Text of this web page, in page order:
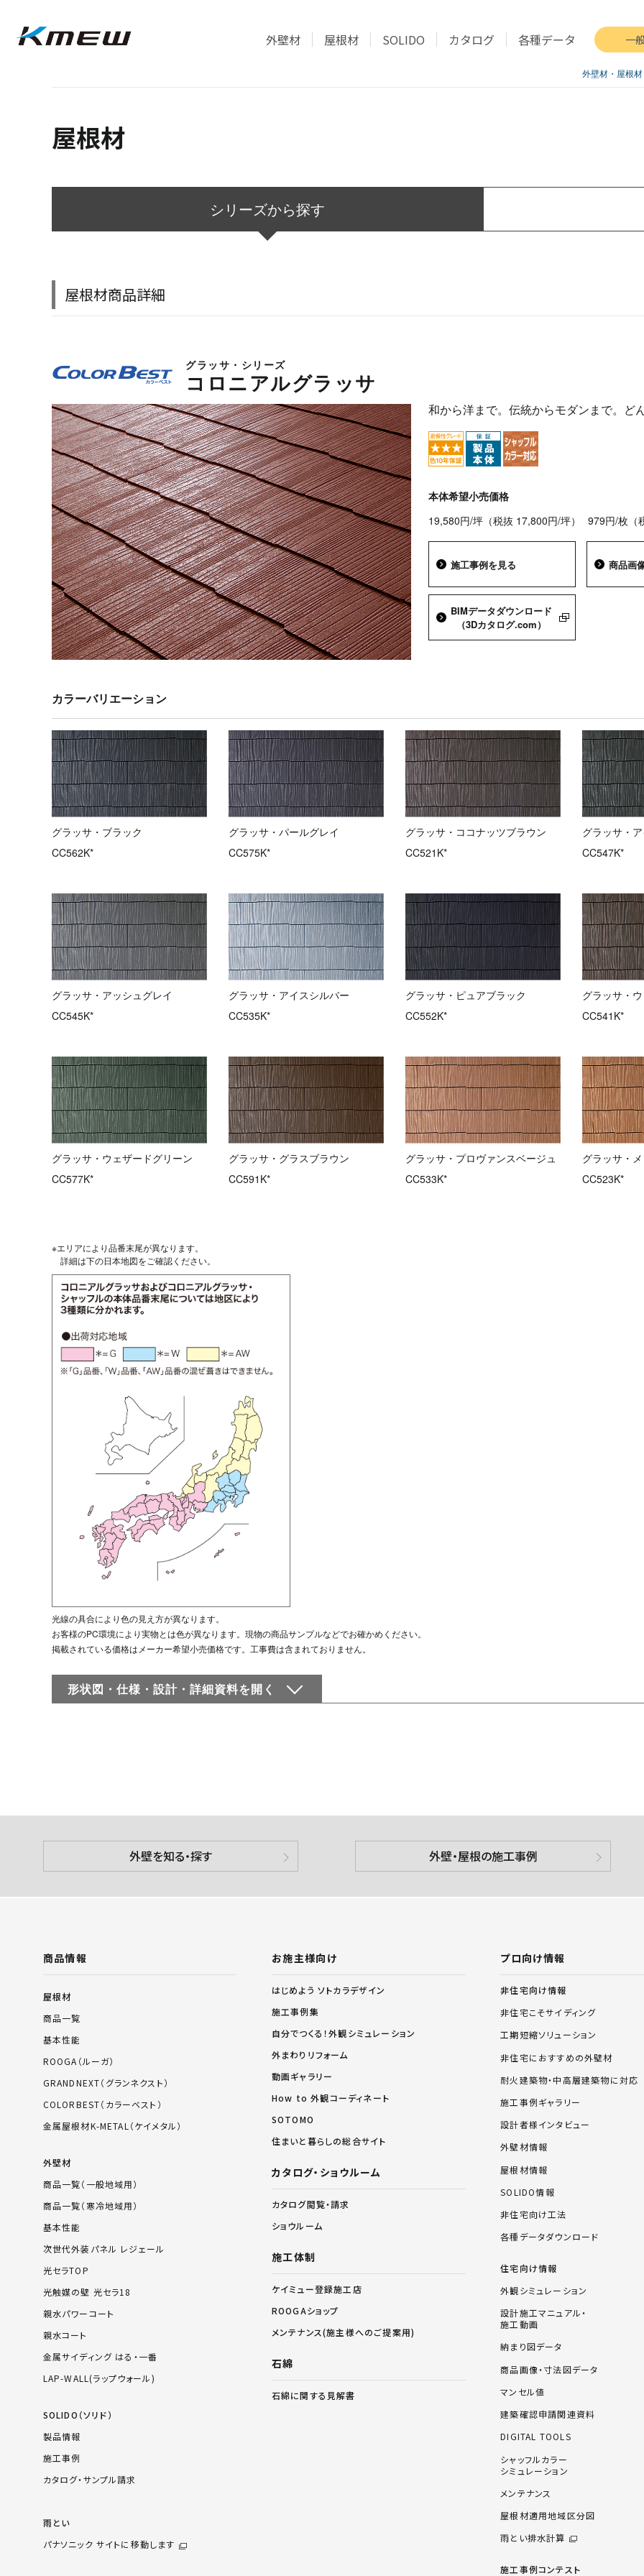
外壁材 屋根材 SOLIDO カタログ 各種データ 一
外壁材・屋根
屋根材
シリーズから探す
屋根材商品詳細
グラッサ・シリーズ
コロニアルグラッサ
和から洋まで。伝統からモダンまで。ど
本体希望小売価格
19,580円/坪（税抜 17,800円/坪）
979円/枚（
施工事例を見る 商品画
BIMデータダウンロード
（3Dカタログ.com）
カラーバリエーション
グラッサ・ブラック
CC562K*
グラッサ・パールグレイ
CC575K*
グラッサ・ココナッツブラウン
CC521K*
グラッサ・
CC547K*
グラッサ・アッシュグレイ
CC545K*
グラッサ・アイスシルバー
CC535K*
グラッサ・ピュアブラック
CC552K*
グラッサ・
CC541K*
グラッサ・ウェザードグリーン
CC577K*
グラッサ・グラスブラウン
CC591K*
グラッサ・プロヴァンスベージュ
CC533K*
グラッサ・
CC523K*
※エリアにより品番末尾が異なります。
詳細は下の日本地図をご確認ください。
光線の具合により色の見え方が異なります。
お客様のPC環境により実物とは色が異なります。現物の商品サンプルなどでお確かめください。
掲載されている価格はメーカー希望小売価格です。工事費は含まれておりません。
形状図・仕様・設計・詳細資料を開く
外壁を知る・探す 外壁・屋根の施工事例
商品情報
屋根材
商品一覧
基本性能
ROOGA（ルーガ）
GRANDNEXT（グランネクスト）
COLORBEST（カラーベスト）
金属屋根材K-METAL（ケイメタル）
外壁材
商品一覧（一般地域用）
商品一覧（寒冷地域用）
基本性能
次世代外装パネル レジェール
光セラTOP
光触媒の壁 光セラ18
親水パワーコート
親水コート
金属サイディング はる・一番
LAP-WALL(ラップウォール)
SOLIDO（ソリド）
製品情報
施工事例
カタログ・サンプル請求
雨とい
パナソニック サイトに移動します
お施主様向け
はじめよう ソトカラデザイン
施工事例集
自分でつくる！外観シミュレーション
外まわりリフォーム
動画ギャラリー
How to 外観コーディネート
SOTOMO
住まいと暮らしの総合サイト
カタログ・ショウルーム
カタログ閲覧・請求
ショウルーム
施工体制
ケイミュー登録施工店
ROOGAショップ
メンテナンス(施主様へのご提案用)
石綿
石綿に関する見解書
プロ向け情報
非住宅向け情報
非住宅こそサイディング
工期短縮ソリューション
非住宅におすすめの外壁材
耐火建築物・中高層建築物に対応
施工事例ギャラリー
設計者様インタビュー
外壁材情報
屋根材情報
SOLIDO情報
非住宅向け工法
各種データダウンロード
住宅向け情報
外観シミュレーション
設計施工マニュアル・
施工動画
納まり図データ
商品画像・寸法図データ
マンセル値
建築確認申請関連資料
DIGITAL TOOLS
シャッフルカラー
シミュレーション
メンテナンス
屋根材適用地域区分図
雨とい排水計算
施工事例コンテスト